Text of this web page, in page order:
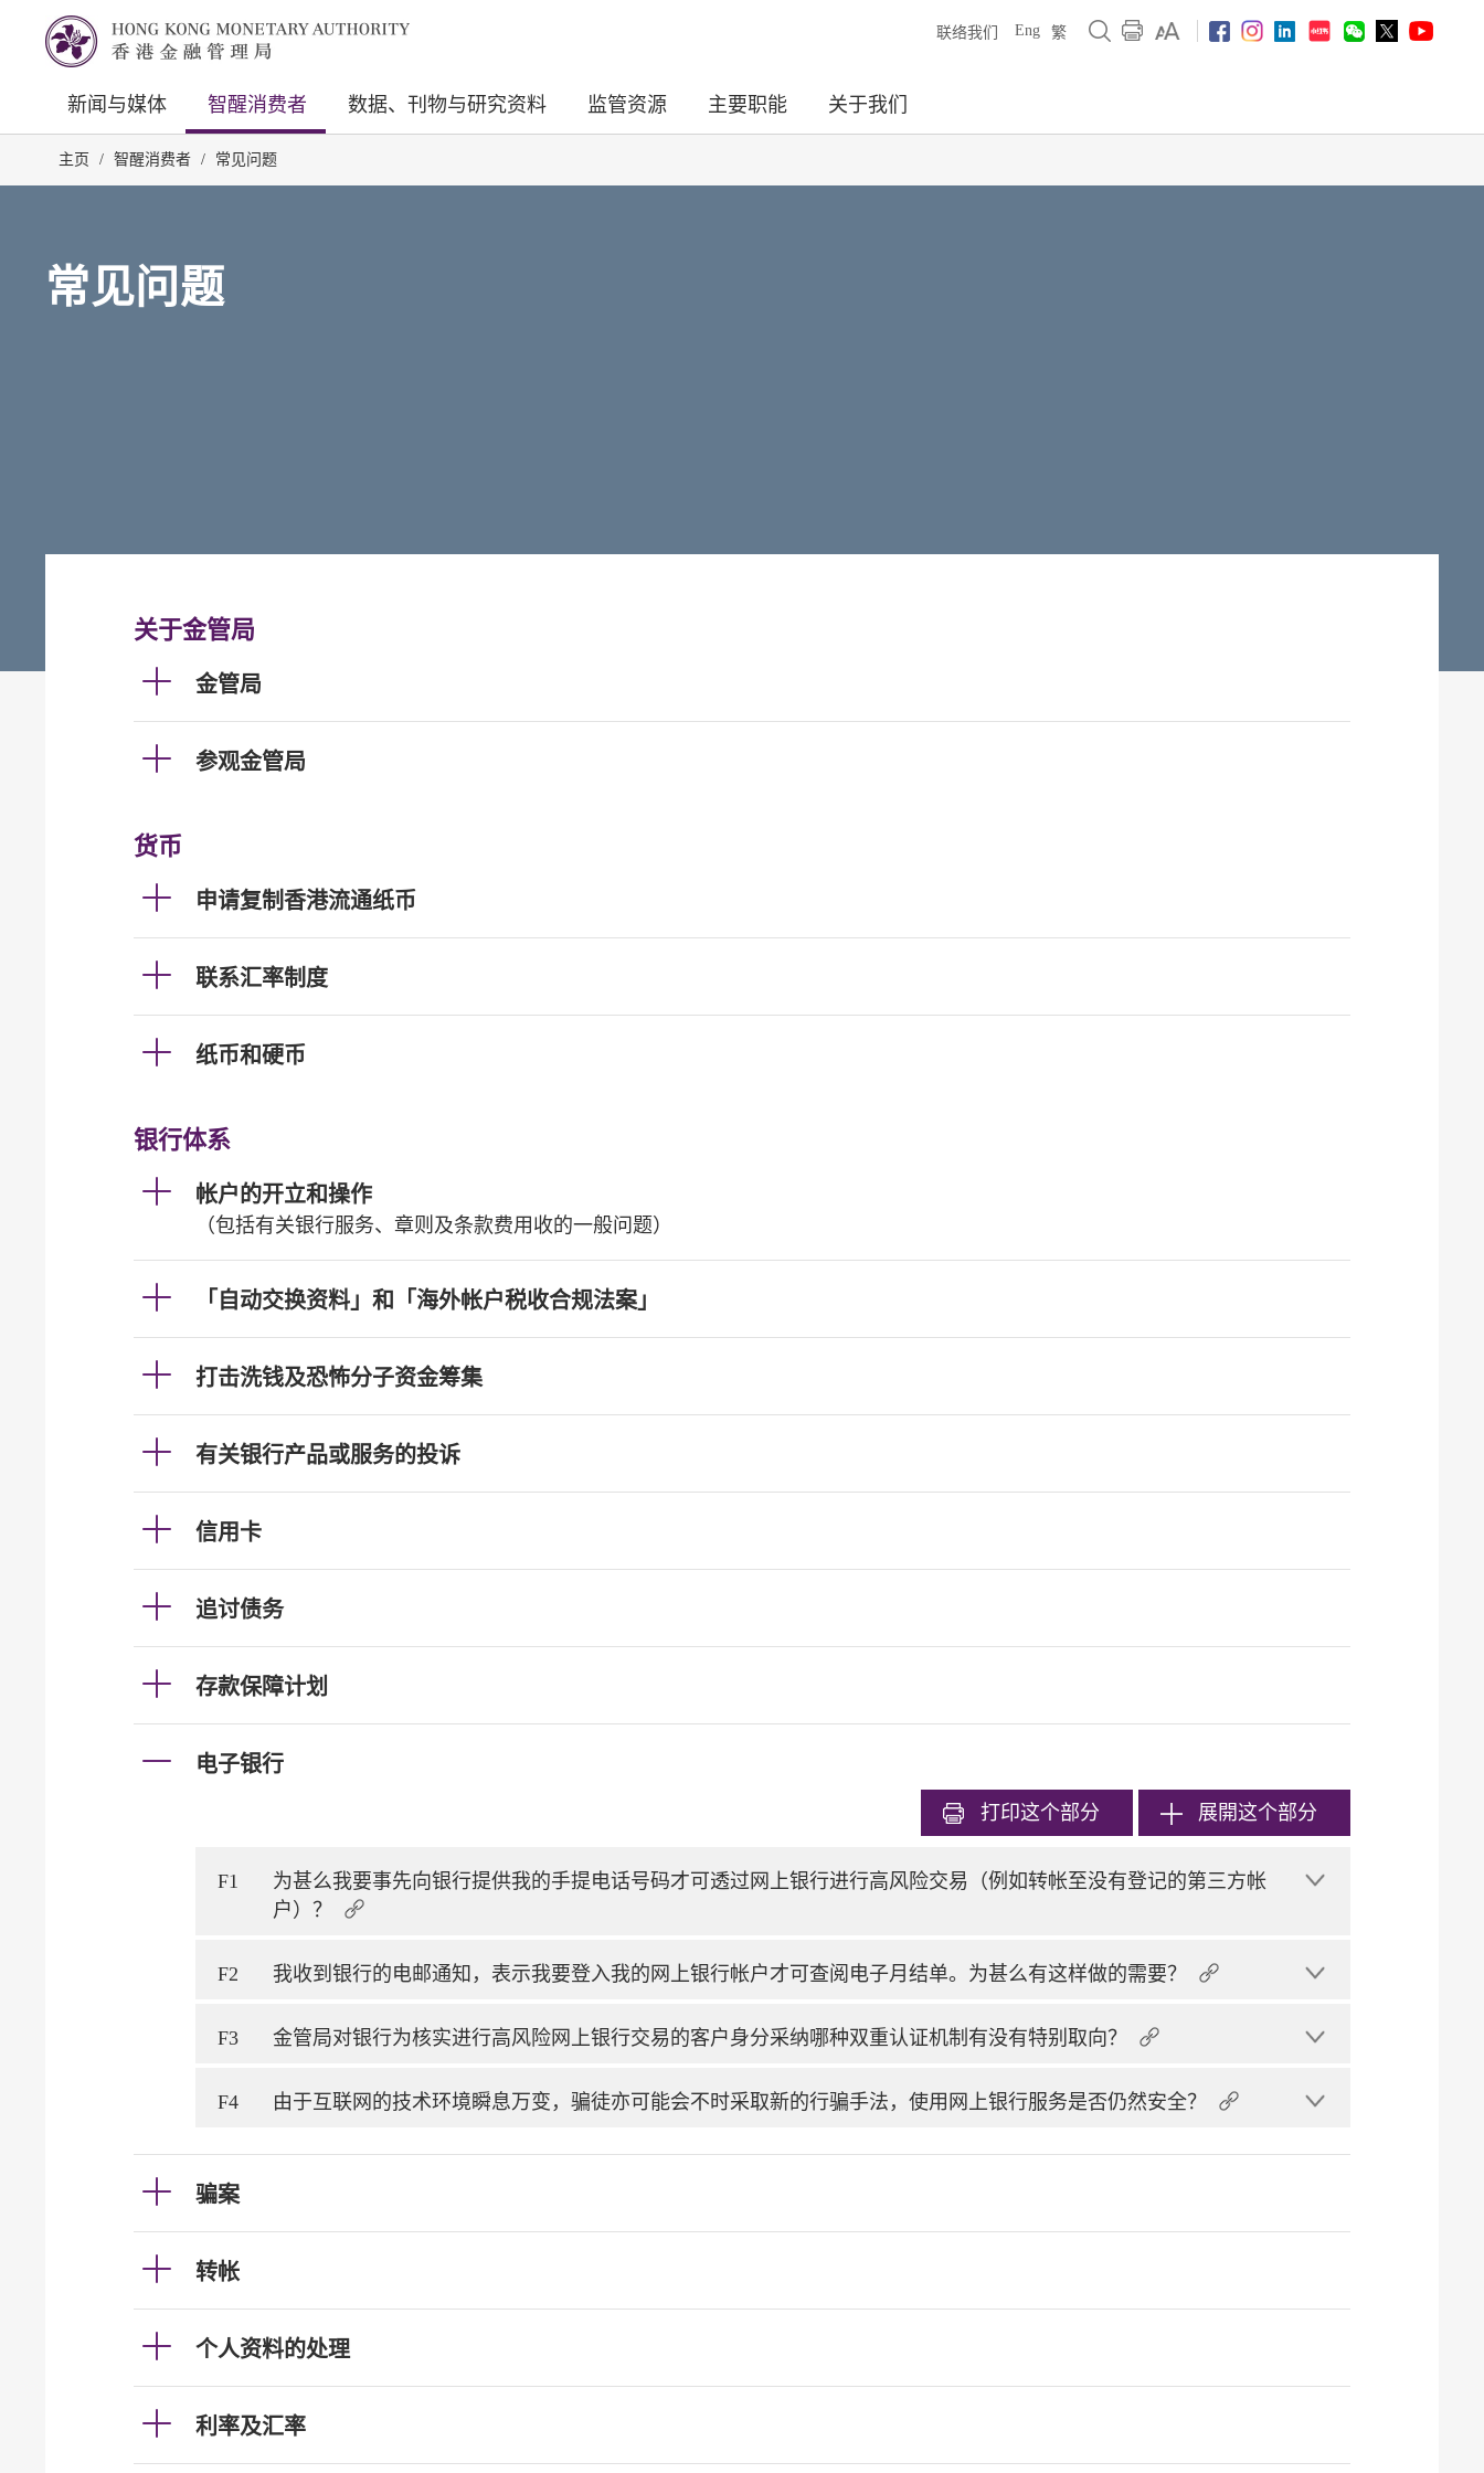
联络我们 Eng 繁
新闻与媒体 智醒消费者 数据、刊物与研究资料 监管资源 主要职能 关于我们
主页 / 智醒消费者 / 常见问题
常见问题
关于金管局
金管局
参观金管局
货币
申请复制香港流通纸币
联系汇率制度
纸币和硬币
银行体系
帐户的开立和操作
（包括有关银行服务、章则及条款费用收的一般问题）
「自动交换资料」和「海外帐户税收合规法案」
打击洗钱及恐怖分子资金筹集
有关银行产品或服务的投诉
信用卡
追讨债务
存款保障计划
电子银行
打印这个部分 展開这个部分
F1
为甚么我要事先向银行提供我的手提电话号码才可透过网上银行进行高风险交易（例如转帐至没有登记的第三方帐
户）？
F2 我收到银行的电邮通知，表示我要登入我的网上银行帐户才可查阅电子月结单。为甚么有这样做的需要？
F3 金管局对银行为核实进行高风险网上银行交易的客户身分采纳哪种双重认证机制有没有特别取向？
F4 由于互联网的技术环境瞬息万变，骗徒亦可能会不时采取新的行骗手法，使用网上银行服务是否仍然安全？
骗案
转帐
个人资料的处理
利率及汇率